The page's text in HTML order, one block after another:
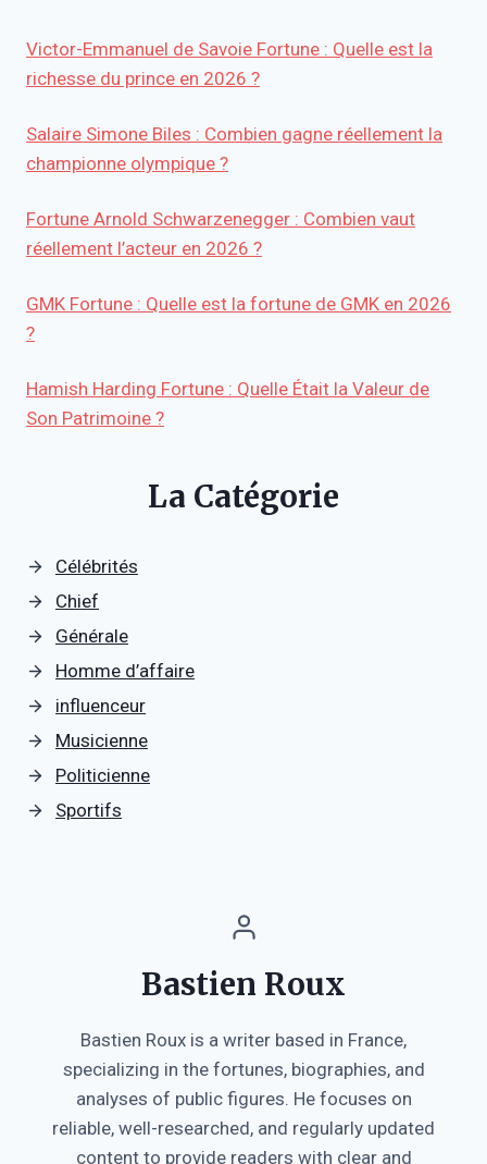
Victor-Emmanuel de Savoie Fortune : Quelle est la
richesse du prince en 2026 ?
Salaire Simone Biles : Combien gagne réellement la
championne olympique ?
Fortune Arnold Schwarzenegger : Combien vaut
réellement l’acteur en 2026 ?
GMK Fortune : Quelle est la fortune de GMK en 2026
?
Hamish Harding Fortune : Quelle Était la Valeur de
Son Patrimoine ?
La Catégorie
Célébrités
Chief
Générale
Homme d’affaire
influenceur
Musicienne
Politicienne
Sportifs
Bastien Roux
Bastien Roux is a writer based in France,
specializing in the fortunes, biographies, and
analyses of public figures. He focuses on
reliable, well-researched, and regularly updated
content to provide readers with clear and